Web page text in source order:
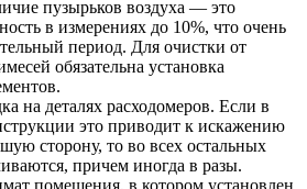
пузырьков воздуха — это
в измерениях до 10%, что очень
период. Для очистки от
обязательна установка
на деталях расходомеров. Если в
это приводит к искажению
сторону, то во всех остальных
причем иногда в разы.
помещения, в котором установлен